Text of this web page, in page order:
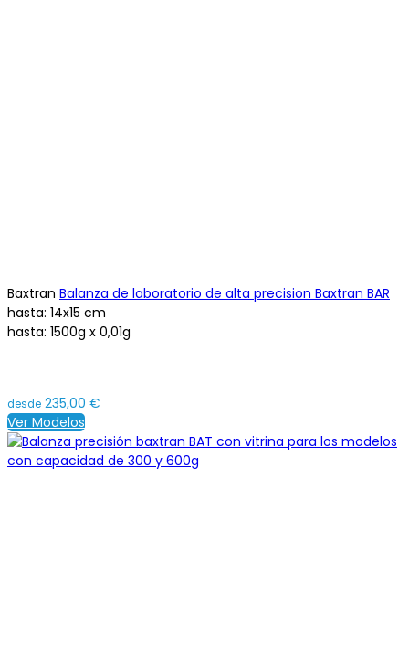
Baxtran Balanza de laboratorio de alta precision Baxtran BAR
hasta: 14x15 cm
hasta: 1500g x 0,01g
desde 235,00 €
Ver Modelos